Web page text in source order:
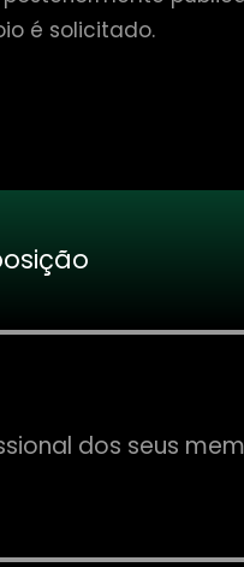
é solicitado.
dos seus